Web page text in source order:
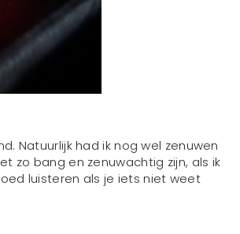
Natuurlijk had ik nog wel zenuwen
zo bang en zenuwachtig zijn, als ik
luisteren als je iets niet weet